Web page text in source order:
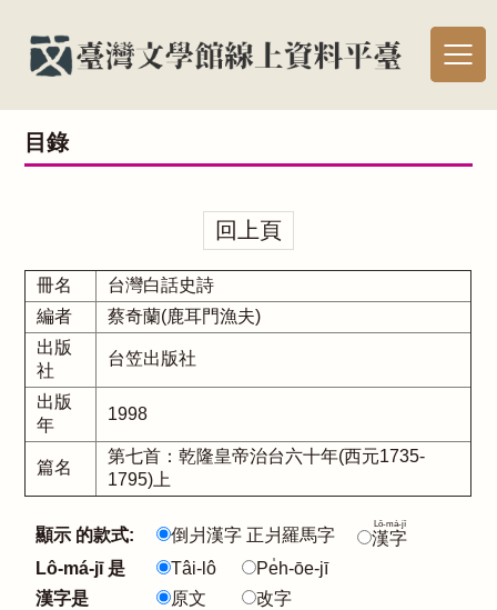
目錄
回上頁
冊名
台灣白話史詩
編者
蔡奇蘭(鹿耳門漁夫)
出版
社
台笠出版社
出版
年
1998
篇名
第七首：乾隆皇帝治台六十年(西元1735-
1795)上
顯示 的款式: 倒爿漢字 正爿羅馬字 漢字
Lô-má-jī
Lô-má-jī 是 Tâi-lô
Pe̍h-ōe-jī
漢字是
原文 改字